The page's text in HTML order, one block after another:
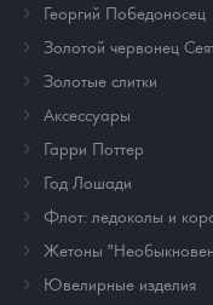
Георгий Победоносец
Золотой червонец
Золотые слитки
Аксессуары
Гарри Поттер
Год Лошади
Флот: ледоколы и
Жетоны
Ювелирные изделия